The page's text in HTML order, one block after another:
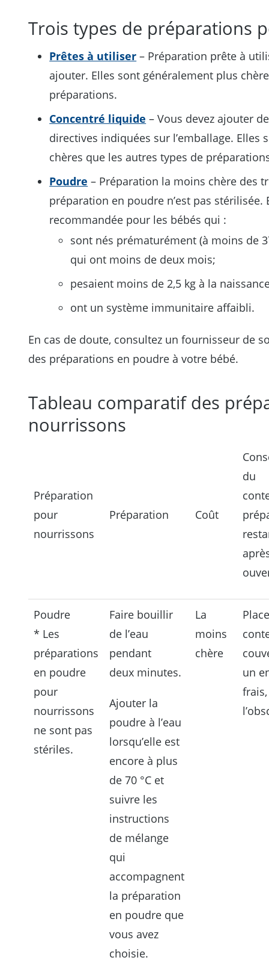
Trois types de préparations
Prêtes à utiliser – Préparation prête à
ajouter. Elles sont généralement plus
préparations.
Concentré liquide – Vous devez ajouter
directives indiquées sur l’emballage. Elles
chères que les autres types de
Poudre – Préparation la moins chère des
préparation en poudre n’est pas stérilisée.
recommandée pour les bébés qui :
sont nés prématurément (à moins de
qui ont moins de deux mois;
pesaient moins de 2,5 kg à la
ont un système immunitaire affaibli.
En cas de doute, consultez un fournisseur de
des préparations en poudre à votre bébé.
Tableau comparatif des
nourrissons
Préparation
pour
nourrissons
Préparation Coût
du
Poudre
* Les
préparations
en poudre
pour
nourrissons
ne sont pas
stériles.
Faire bouillir
de l’eau
pendant
deux minutes.
Ajouter la
poudre à l’eau
lorsqu’elle est
encore à plus
de 70 °C et
suivre les
instructions
de mélange
qui
accompagnent
la préparation
en poudre que
vous avez
choisie.
La
moins
chère
un